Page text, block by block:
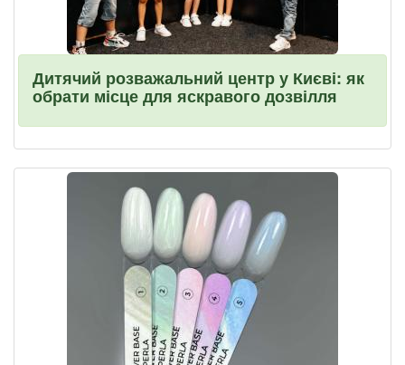
Дитячий розважальний центр у Києві: як
обрати місце для яскравого дозвілля